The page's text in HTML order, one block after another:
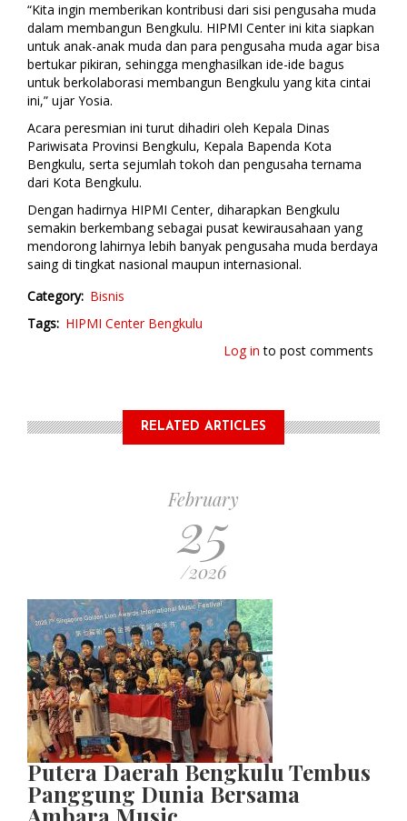
“Kita ingin memberikan kontribusi dari sisi pengusaha muda
dalam membangun Bengkulu. HIPMI Center ini kita siapkan
untuk anak-anak muda dan para pengusaha muda agar bisa
bertukar pikiran, sehingga menghasilkan ide-ide bagus
untuk berkolaborasi membangun Bengkulu yang kita cintai
ini,” ujar Yosia.
Acara peresmian ini turut dihadiri oleh Kepala Dinas
Pariwisata Provinsi Bengkulu, Kepala Bapenda Kota
Bengkulu, serta sejumlah tokoh dan pengusaha ternama
dari Kota Bengkulu.
Dengan hadirnya HIPMI Center, diharapkan Bengkulu
semakin berkembang sebagai pusat kewirausahaan yang
mendorong lahirnya lebih banyak pengusaha muda berdaya
saing di tingkat nasional maupun internasional.
Category Bisnis
Tags HIPMI Center Bengkulu
Log in to post comments
RELATED ARTICLES
February
25
/2026
Putera Daerah Bengkulu Tembus
Panggung Dunia Bersama